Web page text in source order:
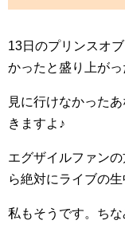
13日のプリンスオ
かったと盛り上がっ
見に行けなかった
きますよ♪
エグザイルファン
ら絶対にライブの
私もそうです。ち